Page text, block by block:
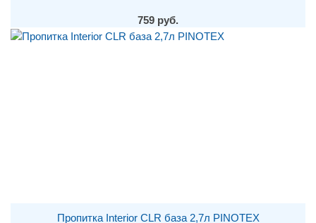
759 руб.
Пропитка Interior CLR база 2,7л PINOTEX